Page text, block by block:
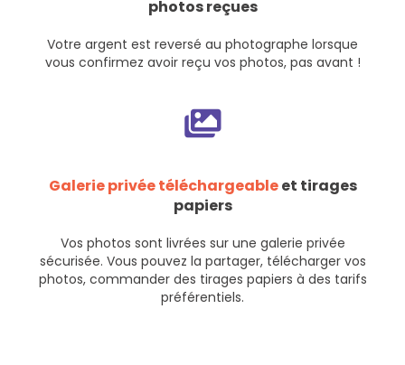
photos reçues
Votre argent est reversé au photographe lorsque
vous confirmez avoir reçu vos photos, pas avant !
Galerie privée téléchargeableet tirages
papiers
Vos photos sont livrées sur une galerie privée
sécurisée. Vous pouvez la partager, télécharger vos
photos, commander des tirages papiers à des tarifs
préférentiels.